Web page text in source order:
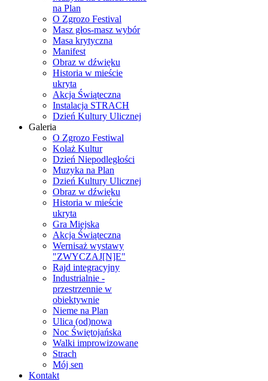
na Plan
O Zgrozo Festival
Masz głos-masz wybór
Masa krytyczna
Manifest
Obraz w dźwięku
Historia w mieście
ukryta
Akcja Świąteczna
Instalacja STRACH
Dzień Kultury Ulicznej
Galeria
O Zgrozo Festiwal
Kolaż Kultur
Dzień Niepodległości
Muzyka na Plan
Dzień Kultury Ulicznej
Obraz w dźwięku
Historia w mieście
ukryta
Gra Miejska
Akcja Świąteczna
Wernisaż wystawy
"ZWYCZAJ[N]E"
Rajd integracyjny
Industrialnie -
przestrzennie w
obiektywnie
Nieme na Plan
Ulica (od)nowa
Noc Świętojańska
Walki improwizowane
Strach
Mój sen
Kontakt